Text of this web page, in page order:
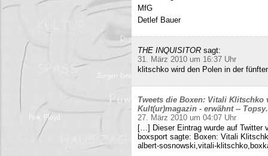
MfG
Detlef Bauer
THE INQUISITOR sagt:
31. März 2010 um 16:37 Uhr
klitschko wird den Polen in der
Tweets die Boxen: Vitali Klitschko
Kult(ur)magazin - erwähnt --
27. März 2010 um 04:07 Uhr
[…] Dieser Eintrag wurde auf Twitter
boxsport sagte: Boxen: Vitali
albert-sosnowski,vitali-